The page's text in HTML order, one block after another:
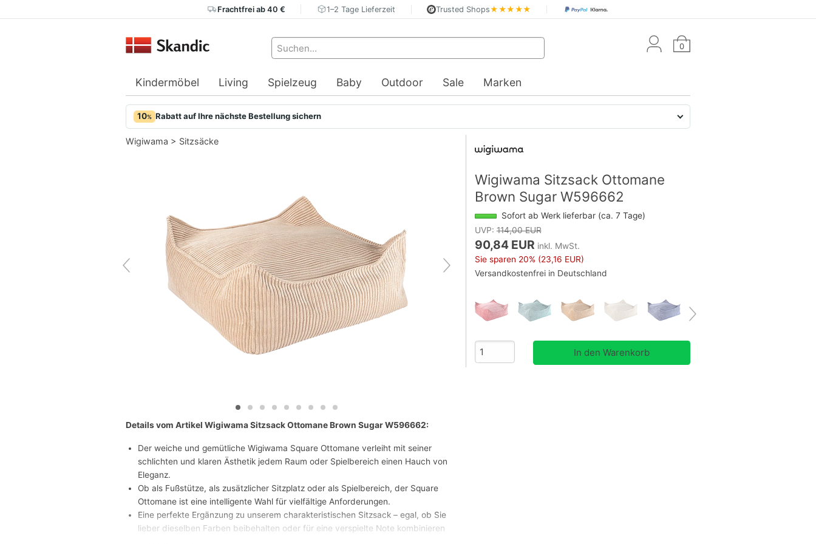
Frachtfrei ab 40 € 1–2 Tage Lieferzeit Trusted Shops★★★★★
0
Kindermöbel Living Spielzeug Baby Outdoor Sale Marken
10% Rabatt auf Ihre nächste Bestellung sichern
Wigiwama > Sitzsäcke
Wigiwama Sitzsack Ottomane
Brown Sugar W596662
Sofort ab Werk lieferbar (ca. 7 Tage)
UVP:114,00 EUR
90,84 EUR inkl. MwSt.
Sie sparen 20% (23,16 EUR)
Versandkostenfrei in Deutschland
Details vom Artikel Wigiwama Sitzsack Ottomane Brown Sugar W596662:
Der weiche und gemütliche Wigiwama Square Ottomane verleiht mit seiner
schlichten und klaren Ästhetik jedem Raum oder Spielbereich einen Hauch von
Eleganz.
Ob als Fußstütze, als zusätzlicher Sitzplatz oder als Spielbereich, der Square
Ottomane ist eine intelligente Wahl für vielfältige Anforderungen.
Eine perfekte Ergänzung zu unserem charakteristischen Sitzsack – egal, ob Sie
lieber dieselben Farben beibehalten oder für eine verspielte Note kombinieren